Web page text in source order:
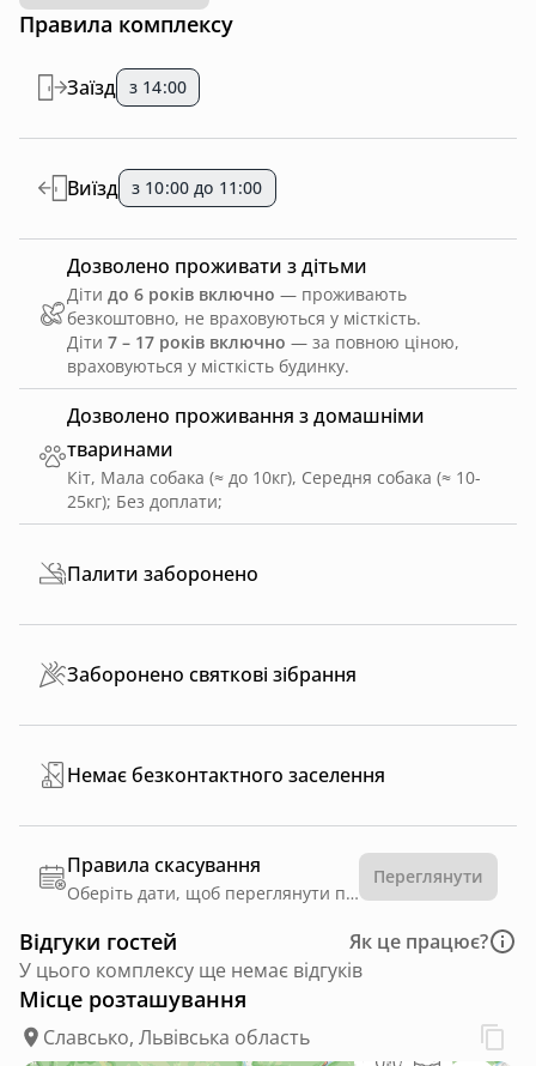
Правила комплексу
Дозволено проживання з домашніми
тваринами
Кіт, Мала собака (≈ до 10кг), Середня собака (≈ 10-
25кг); Без доплати;
Заїзд з 14:00
Виїзд з 10:00 до 11:00
Дозволено проживати з дітьми
Діти до 6 років включно — проживають
безкоштовно, не враховуються у місткість.
Діти 7 – 17 років включно — за повною ціною,
враховуються у місткість будинку.
Палити заборонено
Заборонено святкові зібрання
Немає безконтактного заселення
Правила скасування
Оберіть дати, щоб переглянути правила
Переглянути
Відгуки гостей
Як це працює?
У цього комплексу ще немає відгуків
Місце розташування
Славсько, Львівська область